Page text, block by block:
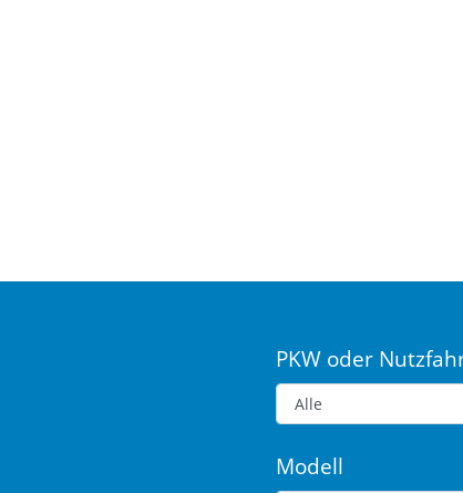
PKW oder
Modell